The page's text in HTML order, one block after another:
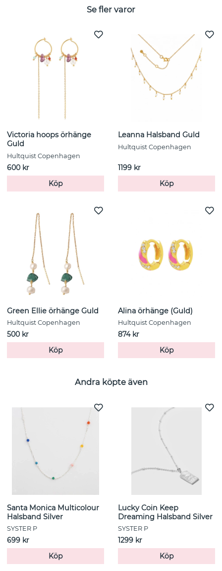
Se fler varor
Victoria hoops örhänge
Guld
Hultquist Copenhagen
600 kr
Köp
Leanna Halsband Guld
Hultquist Copenhagen
1199 kr
Köp
Green Ellie örhänge Guld
Hultquist Copenhagen
500 kr
Köp
Alina örhänge (Guld)
Hultquist Copenhagen
874 kr
Köp
Andra köpte även
Santa Monica Multicolour
Halsband Silver
SYSTER P
699 kr
Köp
Lucky Coin Keep
Dreaming Halsband Silver
SYSTER P
1299 kr
Köp